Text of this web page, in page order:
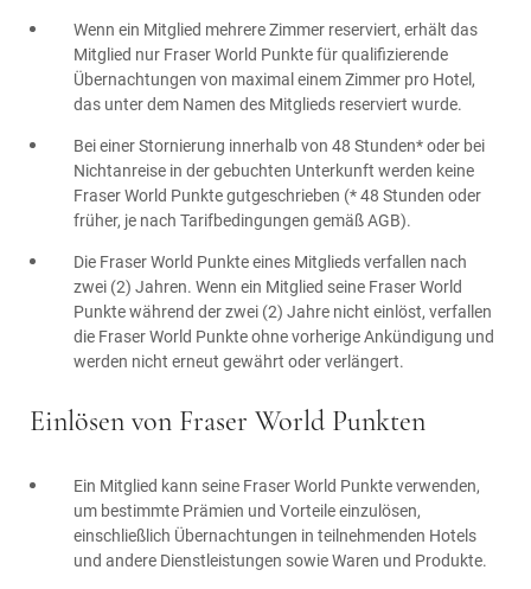
Wenn ein Mitglied mehrere Zimmer reserviert, erhält das
Mitglied nur Fraser World Punkte für qualifizierende
Übernachtungen von maximal einem Zimmer pro Hotel,
das unter dem Namen des Mitglieds reserviert wurde.
Bei einer Stornierung innerhalb von 48 Stunden* oder bei
Nichtanreise in der gebuchten Unterkunft werden keine
Fraser World Punkte gutgeschrieben (* 48 Stunden oder
früher, je nach Tarifbedingungen gemäß AGB).
Die Fraser World Punkte eines Mitglieds verfallen nach
zwei (2) Jahren. Wenn ein Mitglied seine Fraser World
Punkte während der zwei (2) Jahre nicht einlöst, verfallen
die Fraser World Punkte ohne vorherige Ankündigung und
werden nicht erneut gewährt oder verlängert.
Einlösen von Fraser World Punkten
Ein Mitglied kann seine Fraser World Punkte verwenden,
um bestimmte Prämien und Vorteile einzulösen,
einschließlich Übernachtungen in teilnehmenden Hotels
und andere Dienstleistungen sowie Waren und Produkte.